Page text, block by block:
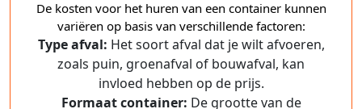
De kosten voor het huren van een container kunnen
variëren op basis van verschillende factoren:
Type afval: Het soort afval dat je wilt afvoeren,
zoals puin, groenafval of bouwafval, kan
invloed hebben op de prijs.
Formaat container: De grootte van de